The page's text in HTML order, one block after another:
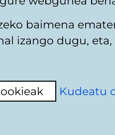
baimena
izango dugu,
Kudeatu